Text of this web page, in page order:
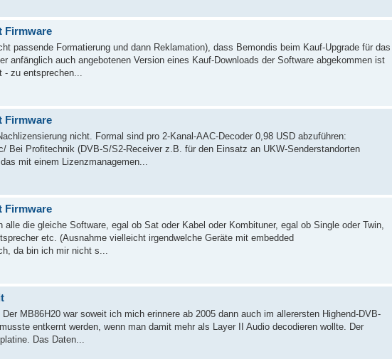
Firmware
passende Formatierung und dann Reklamation), dass Bemondis beim Kauf-Upgrade für das
anfänglich auch angebotenen Version eines Kauf-Downloads der Software abgekommen ist
zu entsprechen...
Firmware
nicht. Formal sind pro 2-Kanal-AAC-Decoder 0,98 USD abzuführen:
Bei Profitechnik (DVB-S/S2-Receiver z.B. für den Einsatz an UKW-Senderstandorten
mit einem Lizenzmanagemen...
Firmware
die gleiche Software, egal ob Sat oder Kabel oder Kombituner, egal ob Single oder Twin,
etc. (Ausnahme vielleicht irgendwelche Geräte mit embedded
da bin ich mir nicht s...
MB86H20 war soweit ich mich erinnere ab 2005 dann auch im allerersten Highend-DVB-
entkernt werden, wenn man damit mehr als Layer II Audio decodieren wollte. Der
Das Daten...